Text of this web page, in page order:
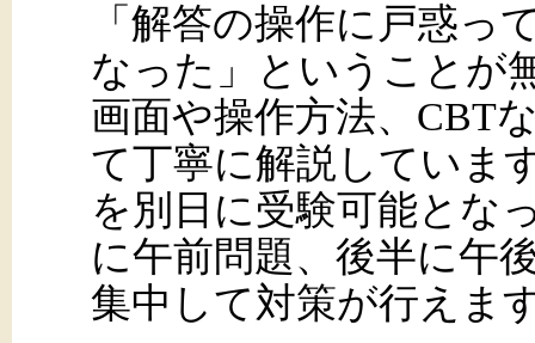
「解答の操作に戸惑っ
なった」ということが
画面や操作方法、CBT
て丁寧に解説していま
を別日に受験可能とな
に午前問題、後半に午
集中して対策が行えま